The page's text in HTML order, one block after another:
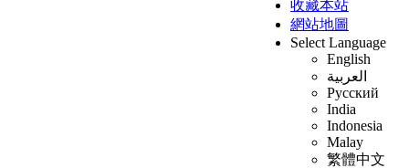
收藏本站
網站地圖
Select Language
English
العربية
Русский
India
Indonesia
Malay
繁體中文